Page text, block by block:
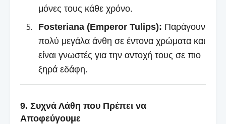
μόνες τους κάθε χρόνο.
Fosteriana (Emperor Tulips): Παράγουν
πολύ μεγάλα άνθη σε έντονα χρώματα και
είναι γνωστές για την αντοχή τους σε πιο
ξηρά εδάφη.
9. Συχνά Λάθη που Πρέπει να
Αποφεύγουμε